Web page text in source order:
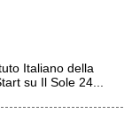
Italiano della
su Il Sole 24...